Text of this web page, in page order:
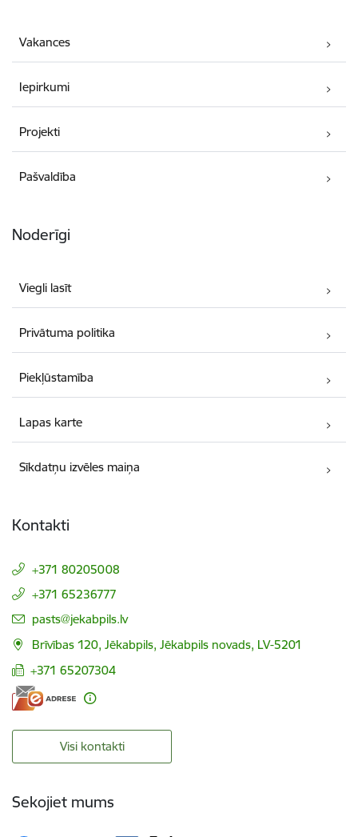
Vakances
Iepirkumi
Projekti
Pašvaldība
Noderīgi
Viegli lasīt
Privātuma politika
Piekļūstamība
Lapas karte
Sīkdatņu izvēles maiņa
Kontakti
+371 80205008
+371 65236777
E-pasts:
pasts@jekabpils.lv
Brīvības 120, Jēkabpils, Jēkabpils novads, LV-5201
+371 65207304
Visi kontakti
Sekojiet mums